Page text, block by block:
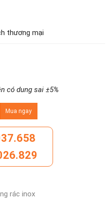
thương mại
có dung sai ±5%
Mua ngay
rác inox